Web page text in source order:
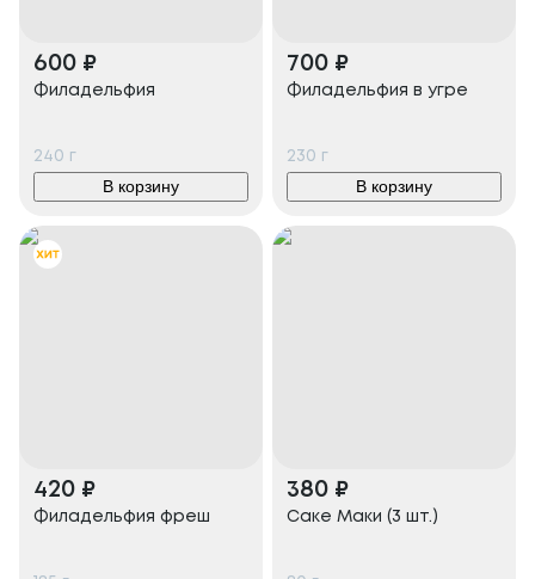
600 ₽
Филадельфия
240 г
В корзину
700 ₽
Филадельфия в угре
230 г
В корзину
420 ₽
Филадельфия фреш
380 ₽
Саке Маки (3 шт.)